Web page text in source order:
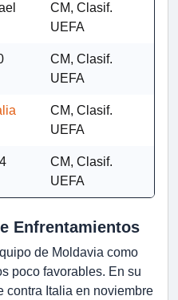
CM, Clasif.
UEFA
CM, Clasif.
UEFA
CM, Clasif.
UEFA
CM, Clasif.
UEFA
Enfrentamientos
de Moldavia como
poco favorables. En su
contra Italia en noviembre